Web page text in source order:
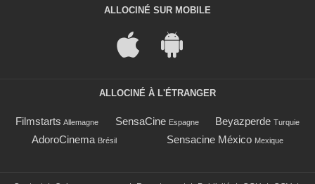
ALLOCINÉ SUR MOBILE
ALLOCINÉ À L'ÉTRANGER
Filmstarts Allemagne SensaCine Espagne Beyazperde Turquie
AdoroCinema Brésil Sensacine México Mexique